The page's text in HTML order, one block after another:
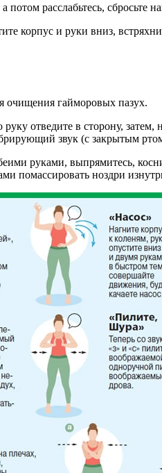
расслабьтесь, сбросьте
корпус и руки вниз,
очищения гайморовых пазух.
отведите в сторону,
звук (с закрытым
руками, выпрямитесь,
помассировать ноздри